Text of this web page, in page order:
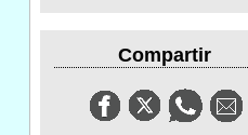
Compartir